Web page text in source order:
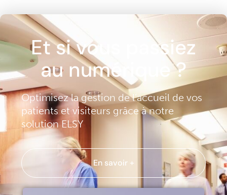
Et si vous passiez
au numérique ?
Optimisez la gestion de l’accueil de vos
patients et visiteurs grâce à notre
solution ELSY
En savoir +